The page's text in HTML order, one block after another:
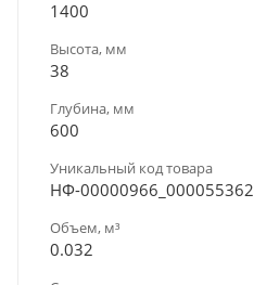
1400
Высота, мм
38
Глубина, мм
600
Уникальный код товара
НФ-00000966_000055362
Объем, м³
0.032